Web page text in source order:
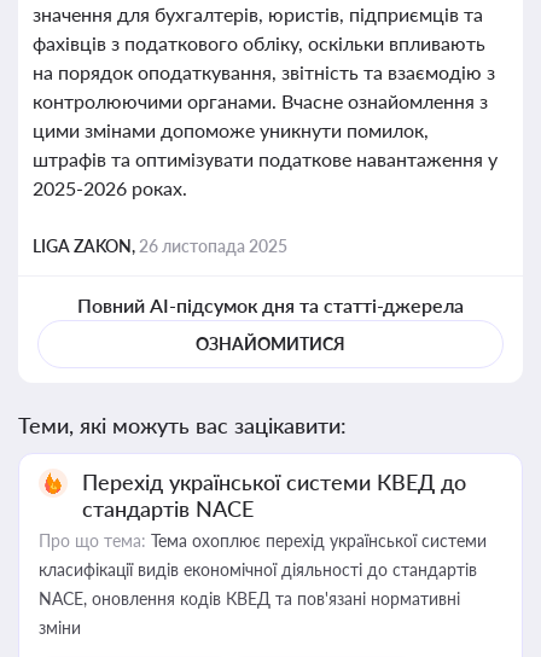
значення для бухгалтерів, юристів, підприємців та
фахівців з податкового обліку, оскільки впливають
на порядок оподаткування, звітність та взаємодію з
контролюючими органами. Вчасне ознайомлення з
цими змінами допоможе уникнути помилок,
штрафів та оптимізувати податкове навантаження у
2025-2026 роках.
LIGA ZAKON, 26 листопада 2025
Повний AI-підсумок дня та статті-джерела
ОЗНАЙОМИТИСЯ
Теми, які можуть вас зацікавити:
Перехід української системи КВЕД до
стандартів NACE
Про що тема: Тема охоплює перехід української системи
класифікації видів економічної діяльності до стандартів
NACE, оновлення кодів КВЕД та пов'язані нормативні
зміни